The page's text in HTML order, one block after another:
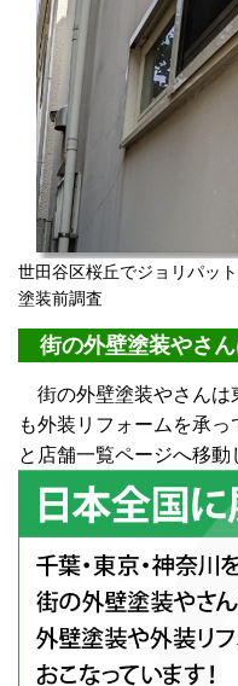
世田谷区桜丘でジョリパッ
塗装前調査
街の外壁塗装やさ
街の外壁塗装やさんは
も外装リフォームを承
と店舗一覧ページへ移動